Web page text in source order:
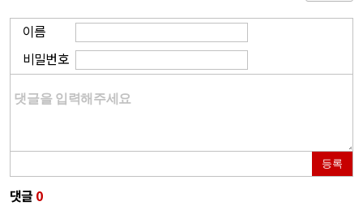
이름
비밀번호
등록
댓글 0